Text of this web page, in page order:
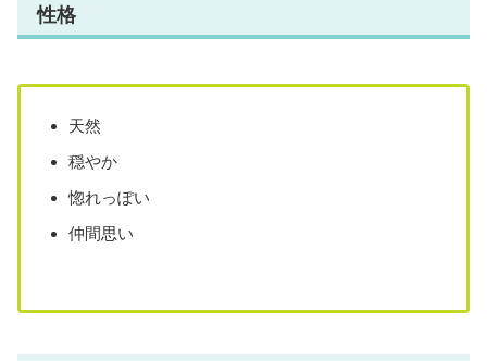
性格
天然
穏やか
惚れっぽい
仲間思い